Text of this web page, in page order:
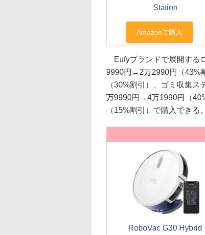
Station
Eufyブランドで展開する
9990円→2万2990円（43%
（30%割引）、ゴミ収集
万9990円→4万1990円（
（15%割引）で購入できる。
RoboVac G30 Hybrid